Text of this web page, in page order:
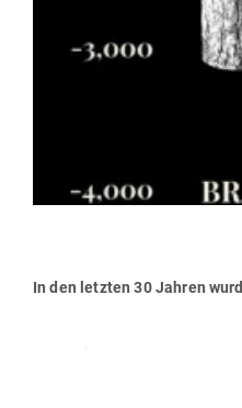
In den letzten 30 Jahren